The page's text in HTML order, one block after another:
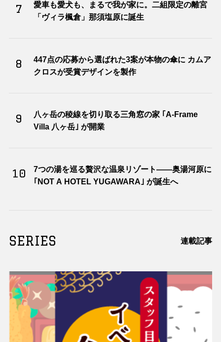
7
愛車も愛犬も、まるで我が家に。二組限定の離宮
「ヴィラ楓倉」那須塩原に誕生
8
447点の応募から選ばれた3案が本物の傘に カムア
クロスが受賞デザインを製作
9
八ヶ岳の稜線を切り取る三角窓の家 ｢A-Frame
Villa 八ヶ岳｣ が開業
10
7つの湯を巡る贅沢な温泉リゾート――奥湯河原に
｢NOT A HOTEL YUGAWARA｣ が誕生へ
SERIES 連載記事